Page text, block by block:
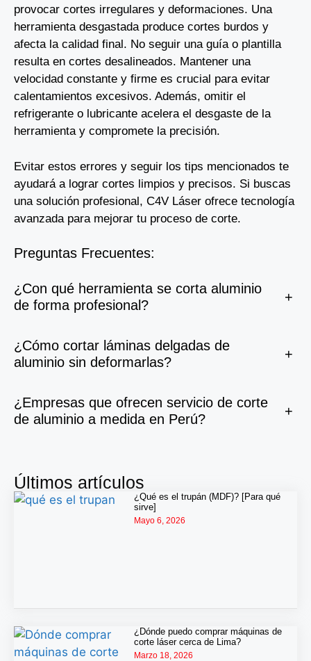
provocar cortes irregulares y deformaciones. Una
herramienta desgastada produce cortes burdos y
afecta la calidad final. No seguir una guía o plantilla
resulta en cortes desalineados. Mantener una
velocidad constante y firme es crucial para evitar
calentamientos excesivos. Además, omitir el
refrigerante o lubricante acelera el desgaste de la
herramienta y compromete la precisión.
Evitar estos errores y seguir los tips mencionados te
ayudará a lograr cortes limpios y precisos. Si buscas
una solución profesional, C4V Láser ofrece tecnología
avanzada para mejorar tu proceso de corte.
Preguntas Frecuentes:
¿Con qué herramienta se corta aluminio
de forma profesional?
+
¿Cómo cortar láminas delgadas de
aluminio sin deformarlas?
+
¿Empresas que ofrecen servicio de corte
de aluminio a medida en Perú?
+
Últimos artículos
¿Qué es el trupán (MDF)? [Para qué
sirve]
Mayo 6, 2026
¿Dónde puedo comprar máquinas de
corte láser cerca de Lima?
Marzo 18, 2026